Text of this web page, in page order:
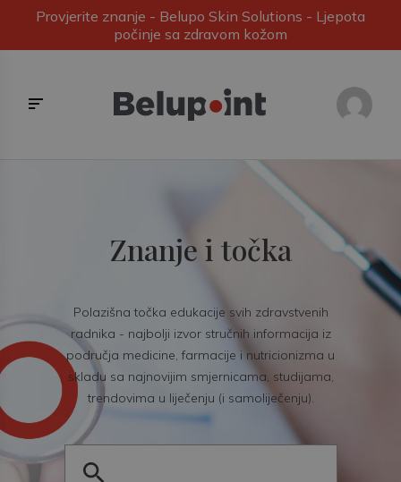
Provjerite znanje - Belupo Skin Solutions - Ljepota
počinje sa zdravom kožom
Znanje i točka
Polazišna točka edukacije svih zdravstvenih
radnika - najbolji izvor stručnih informacija iz
područja medicine, farmacije i nutricionizma u
skladu sa najnovijim smjernicama, studijama,
trendovima u liječenju (i samoliječenju).